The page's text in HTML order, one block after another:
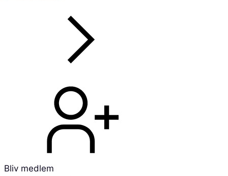
Bliv medlem